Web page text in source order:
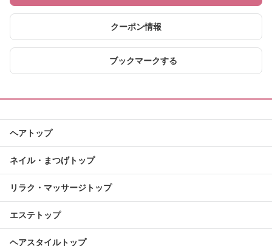
クーポン情報
ブックマークする
ヘアトップ
ネイル・まつげトップ
リラク・マッサージトップ
エステトップ
ヘアスタイルトップ